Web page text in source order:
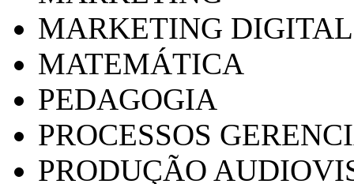
MARKETING DIGITAL
MATEMÁTICA
PEDAGOGIA
PROCESSOS
PRODUÇÃO